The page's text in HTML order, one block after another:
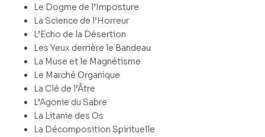
Le Dogme de l’Imposture
La Science de l’Horreur
L’Echo de la Désertion
Les Yeux derrière le Bandeau
La Muse et le Magnétisme
Le Marché Organique
La Clé de l’Âtre
L’Agonie du Sabre
La Litanie des Os
La Décomposition Spirituelle